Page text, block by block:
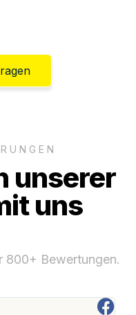
unserer
uns
800+ Bewertungen.